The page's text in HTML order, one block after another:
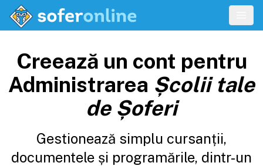
Creează un cont pentru
Administrarea Școlii tale
de Șoferi
Gestionează simplu cursanții,
documentele și programările, dintr-un